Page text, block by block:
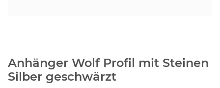
Anhänger Wolf Profil mit Steinen
Silber geschwärzt